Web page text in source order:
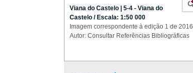
Viana do Castelo | 5-4 - Viana do
Castelo / Escala: 1:50 000
Imagem correspondente à edição 1 de 2016
Autor: Consultar Referências Bibliográficas